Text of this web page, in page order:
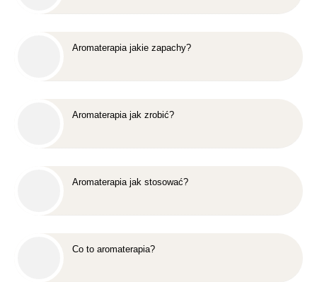
Aromaterapia jakie zapachy?
Aromaterapia jak zrobić?
Aromaterapia jak stosować?
Co to aromaterapia?